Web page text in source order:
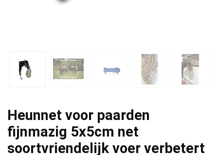
Heunnet voor paarden
fijnmazig 5x5cm net
soortvriendelijk voer verbetert